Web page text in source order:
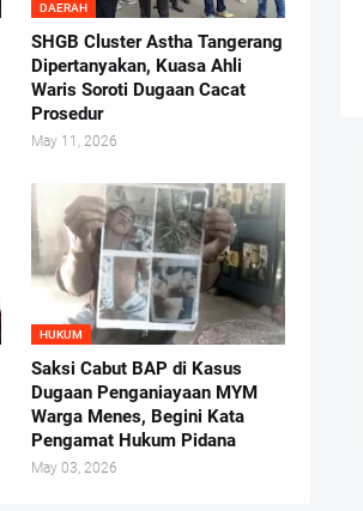
DAERAH
SHGB Cluster Astha Tangerang
Dipertanyakan, Kuasa Ahli
Waris Soroti Dugaan Cacat
Prosedur
May 11, 2026
HUKUM
Saksi Cabut BAP di Kasus
Dugaan Penganiayaan MYM
Warga Menes, Begini Kata
Pengamat Hukum Pidana
May 03, 2026